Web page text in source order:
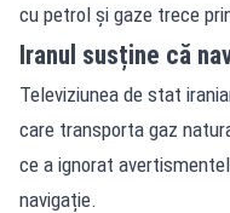
cu petrol și gaze trece
Iranul susține că
Televiziunea de stat
care transporta gaz
ce a ignorat
navigație.